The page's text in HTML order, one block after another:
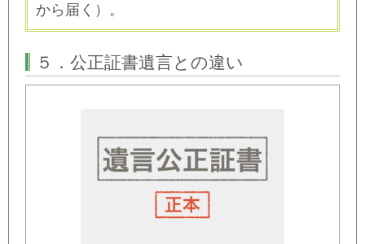
から届く）。
５．公正証書遺言との違い